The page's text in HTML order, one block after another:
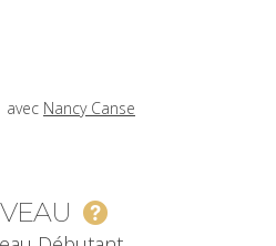
avec Nancy Canse